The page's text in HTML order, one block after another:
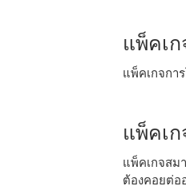
แพ็คเ
แพ็คเกจกา
แพ็คเ
แพ็คเกจสม
ต้องคอยต่อ